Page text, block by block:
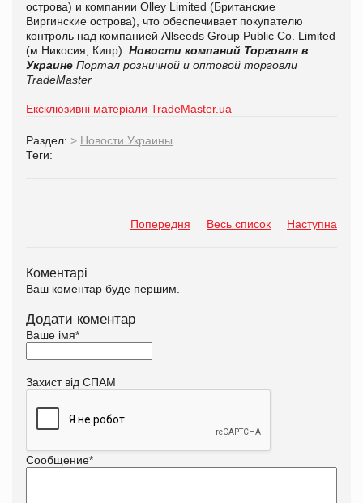
острова) и компании Olley Limited (Британские
Виргинские острова), что обеспечивает покупателю
контроль над компанией Allseeds Group Public Co. Limited
(м.Никосия, Кипр). Новости компаний Торговля в
Украине Портал розничной и оптовой торговли
TradeMaster
Ексклюзивні матеріали TradeMaster.ua
Раздел: > Новости Украины
Теги:
Попередня Весь список Наступна
Коментарі
Ваш коментар буде першим.
Додати коментар
Ваше імя*
Захист від СПАМ
Сообщение*